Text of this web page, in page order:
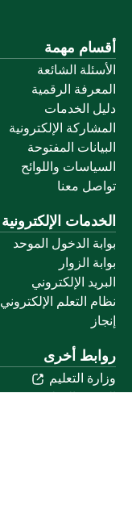
أقسام مهمة
الأسئلة الشائعة
المعرفة الرقمية
دليل الخدمات
المشاركة الإلكترونية
البيانات المفتوحة
السياسات واللوائح
تواصل معنا
الخدمات الإلكترونية
بوابة الدخول الموحد
بوابة الزوار
البريد الإلكتروني
نظام التعلم الإلكتروني
إنجاز
روابط أخرى
وزارة التعليم